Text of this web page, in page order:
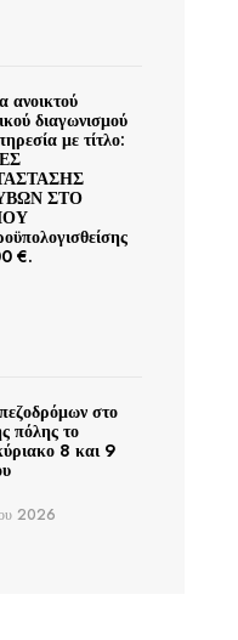
ανοικτού
διαγωνισμού
με τίτλο:
ΣΤΟ
€.
στο
πόλης το
8 και 9
2026